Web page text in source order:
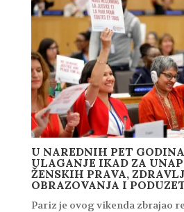
U NAREDNIH PET
ULAGANJE IKAD ZA
ŽENSKIH PRAVA,
OBRAZOVANJA I
Pariz je ovog vikenda zbrajao